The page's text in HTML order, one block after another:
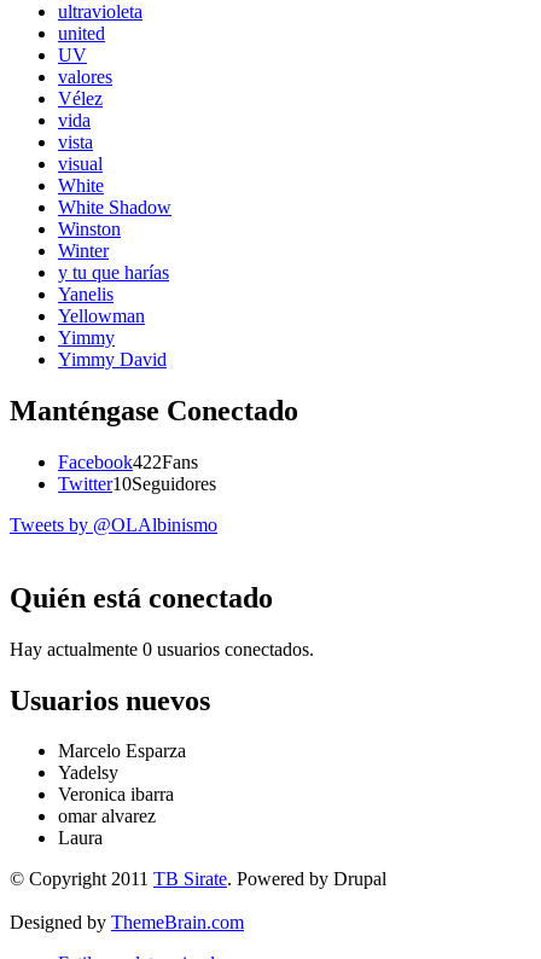
ultravioleta
united
UV
valores
Vélez
vida
vista
visual
White
White Shadow
Winston
Winter
y tu que harías
Yanelis
Yellowman
Yimmy
Yimmy David
Manténgase Conectado
Facebook422Fans
Twitter10Seguidores
Tweets by @OLAlbinismo
Quién está conectado
Hay actualmente 0 usuarios conectados.
Usuarios nuevos
Marcelo Esparza
Yadelsy
Veronica ibarra
omar alvarez
Laura
© Copyright 2011 TB Sirate. Powered by Drupal
Designed by ThemeBrain.com